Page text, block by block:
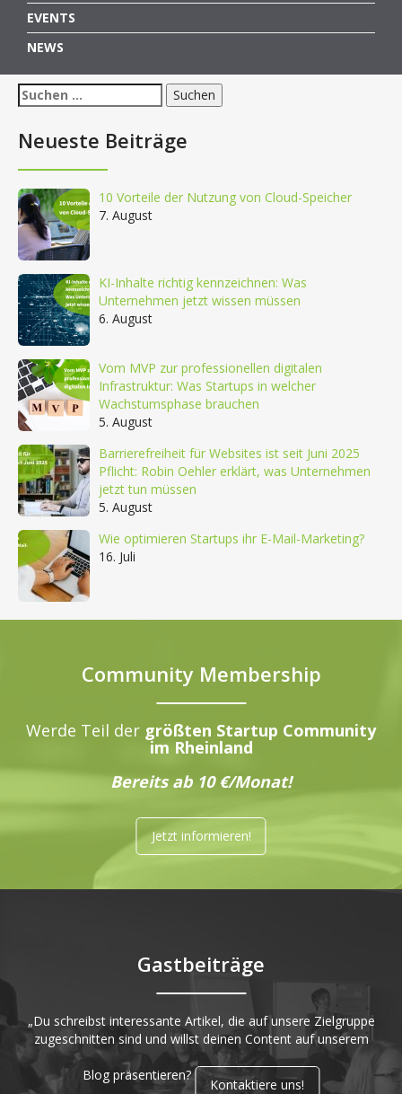
EVENTS
NEWS
Suchen
nach:
Neueste Beiträge
10 Vorteile der Nutzung von Cloud-Speicher
7. August
KI-Inhalte richtig kennzeichnen: Was
Unternehmen jetzt wissen müssen
6. August
Vom MVP zur professionellen digitalen
Infrastruktur: Was Startups in welcher
Wachstumsphase brauchen
5. August
Barrierefreiheit für Websites ist seit Juni 2025
Pflicht: Robin Oehler erklärt, was Unternehmen
jetzt tun müssen
5. August
Wie optimieren Startups ihr E-Mail-Marketing?
16. Juli
Community Membership
Werde Teil der größten Startup Community
im Rheinland
Bereits ab 10 €/Monat!
Jetzt informieren!
Gastbeiträge
„Du schreibst interessante Artikel, die auf unsere Zielgruppe
zugeschnitten sind und willst deinen Content auf unserem
Blog präsentieren?
Kontaktiere uns!